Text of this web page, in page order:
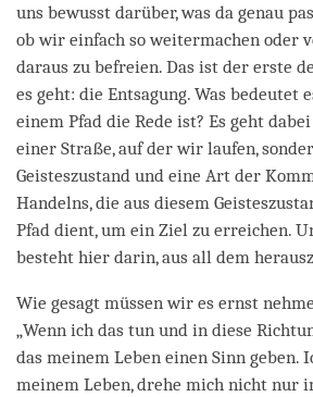
uns bewusst darüber, was da genau
ob wir einfach so weitermachen oder
daraus zu befreien. Das ist der erste
es geht: die Entsagung. Was bedeutet
einem Pfad die Rede ist? Es geht
einer Straße, auf der wir laufen,
Geisteszustand und eine Art der
Handelns, die aus diesem
Pfad dient, um ein Ziel zu erreichen.
besteht hier darin, aus all dem
Wie gesagt müssen wir es ernst
„Wenn ich das tun und in diese
das meinem Leben einen Sinn geben.
meinem Leben, drehe mich nicht nur